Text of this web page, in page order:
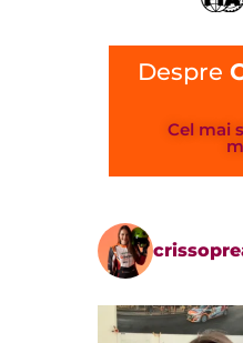
Despre
Cel mai